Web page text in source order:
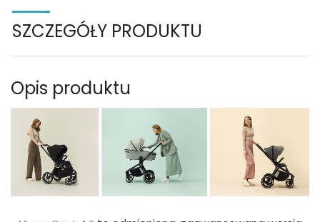
SZCZEGÓŁY PRODUKTU
Opis produktu